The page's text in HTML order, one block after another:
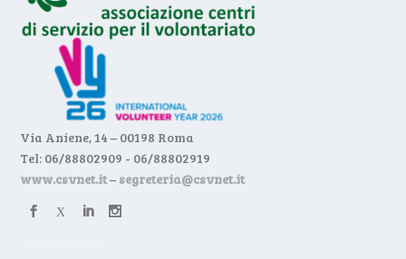
Via Aniene, 14 – 00198 Roma
Tel: 06/88802909 - 06/88802919
www.csvnet.it– segreteria@csvnet.it